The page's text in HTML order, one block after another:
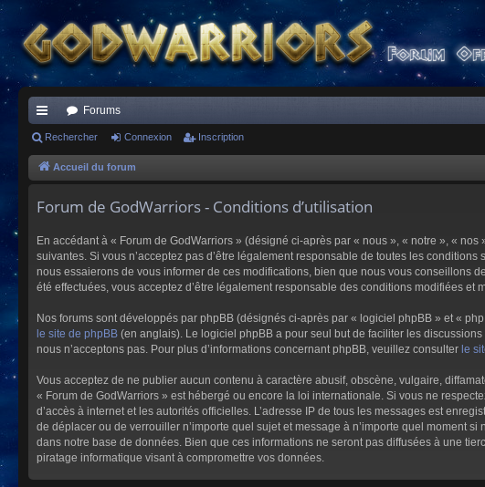
ac
co
s
Forums
Rechercher Connexion Inscription
Accueil du forum
Forum de GodWarriors - Conditions d’utilisation
En accédant à « Forum de GodWarriors » (désigné ci-après par « nous », « notre », «
suivantes. Si vous n’acceptez pas d’être légalement responsable de toutes les
nous essaierons de vous informer de ces modifications, bien que nous vous conseillons
été effectuées, vous acceptez d’être légalement responsable des conditions modifiées et
Nos forums sont développés par phpBB (désignés ci-après par « logiciel phpBB » et «
le site de phpBB (en anglais). Le logiciel phpBB a pour seul but de faciliter les
nous n’acceptons pas. Pour plus d’informations concernant phpBB, veuillez consulter le
Vous acceptez de ne publier aucun contenu à caractère abusif, obscène, vulgaire,
« Forum de GodWarriors » est hébergé ou encore la loi internationale. Si vous ne
d’accès à internet et les autorités officielles. L’adresse IP de tous les messages est
de déplacer ou de verrouiller n’importe quel sujet et message à n’importe quel moment
dans notre base de données. Bien que ces informations ne seront pas diffusées à une
piratage informatique visant à compromettre vos données.